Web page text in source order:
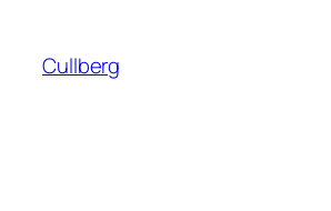
innehåll
Cullberg